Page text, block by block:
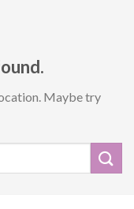
Maybe try